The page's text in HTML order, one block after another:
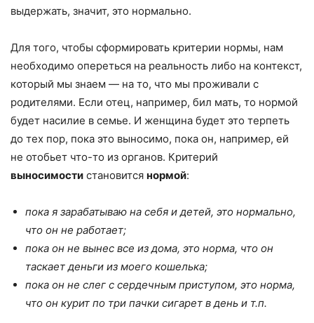
выдержать, значит, это нормально.
Для того, чтобы сформировать критерии нормы, нам
необходимо опереться на реальность либо на контекст,
который мы знаем — на то, что мы проживали с
родителями. Если отец, например, бил мать, то нормой
будет насилие в семье. И женщина будет это терпеть
до тех пор, пока это выносимо, пока он, например, ей
не отобьет что-то из органов. Критерий
выносимости становится нормой:
пока я зарабатываю на себя и детей, это нормально,
что он не работает;
пока он не вынес все из дома, это норма, что он
таскает деньги из моего кошелька;
пока он не слег с сердечным приступом, это норма,
что он курит по три пачки сигарет в день и т.п.